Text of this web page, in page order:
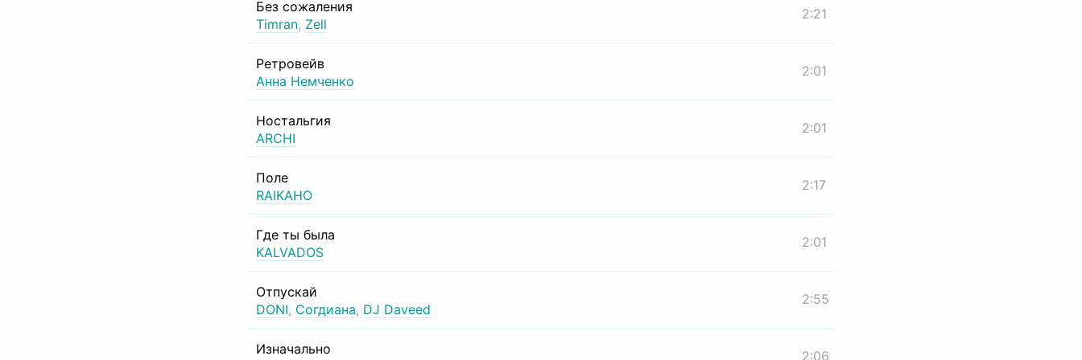
Без сожаления
Timran, Zell
2:21
Ретровейв
Анна Немченко
2:01
Ностальгия
ARCHI
2:01
Поле
RAIKAHO
2:17
Где ты была
KALVADOS
2:01
Отпускай
DONI, Согдиана, DJ Daveed
2:55
Изначально
2:06